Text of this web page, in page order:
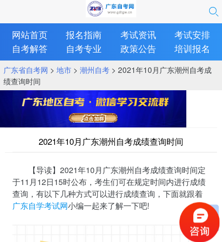
网站首页 报名指南 考试资讯
考试安排
自考解答
自考专业 政策公告 培训报名
广东省自考网 > 地市> 潮州自考> 2021年10月广东潮州自考成
绩查询时间
2021年10月广东潮州自考成绩查询时间
【导读】2021年10月广东潮州自考成绩查询时间定
于11月12日15时公布，考生们可在规定时间内进行成绩
查询，有以下几种方式可以进行成绩查询，下面就跟着
广东自学考试网小编一起来了解一下吧!